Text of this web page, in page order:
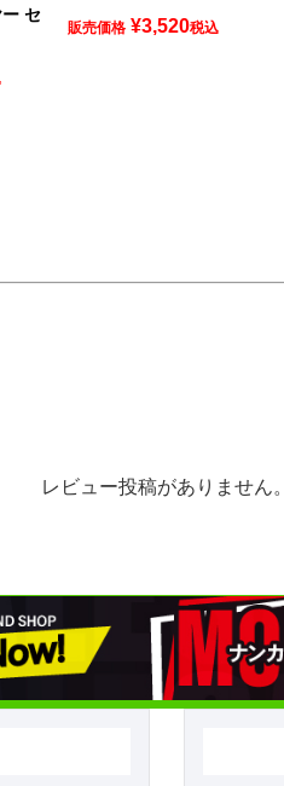
セ
販売価格 ¥3,520税込
レビュー投稿がありません。